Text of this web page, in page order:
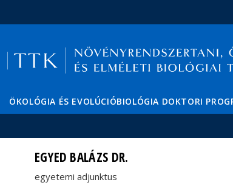
ÖKOLÓGIA ÉS EVOLÚCIÓBIOLÓGIA DOKTORI
EGYED BALÁZS DR.
egyetemi adjunktus